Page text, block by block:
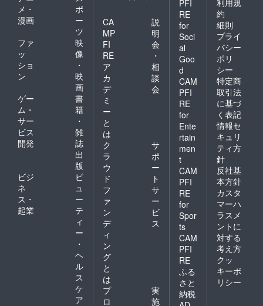
メ・
漫画
ポ
ー
ツ
ファ
ッ
ショ
ン
映
像
・
映
画
ゲー
ム・
サー
ビス
開発
書
籍
・
雑
誌
出
版
ビジ
ネ
ス・
起業
ビ
ュ
ー
テ
ィ
ー
・
ヘ
ル
ス
ケ
ア
CA
MP
FI
RE
ア
カ
デ
ミ
ー
と
は
説
明
会
・
相
談
会
ク
ラ
ウ
ド
フ
ァ
ン
デ
ィ
ン
グ
と
は
サ
ポ
ー
ト
サ
ー
ビ
ス
プ
ロ
実
施
PFI
RE
for
Soci
al
Goo
d
CAM
PFI
RE
for
Ente
rtain
men
t
CAM
PFI
RE
for
Spor
ts
CAM
PFI
RE
ふる
さと
納税
約
細則
プライ
バシー
ポリ
シー
特定商
取引法
に基づ
く表記
情報セ
キュリ
ティ方
針
反社基
本方針
カスタ
マーハ
ラスメ
ントに
対する
考え方
クッ
キーポ
リシー